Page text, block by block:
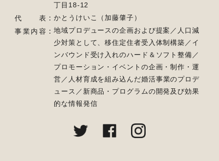
丁目18-12
代表
かとうけいこ（加藤肇子）
事業内容
地域プロデュースの企画および提案／人口減
少対策として、移住定住者受入体制構築／ イ
ンバウンド受け入れのハード＆ソフト整備／
プロモーション・イベントの企画・制作・運
営／ 人材育成を組み込んだ婚活事業のプロデ
ュース／新商品・プログラムの開発及び効果
的な情報発信